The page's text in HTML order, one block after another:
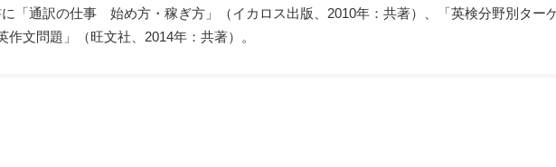
に「通訳の仕事 始め方・稼ぎ方」（イカロス出版、2010年：共著）、「英検分野別ター
作文問題」（旺文社、2014年：共著）。